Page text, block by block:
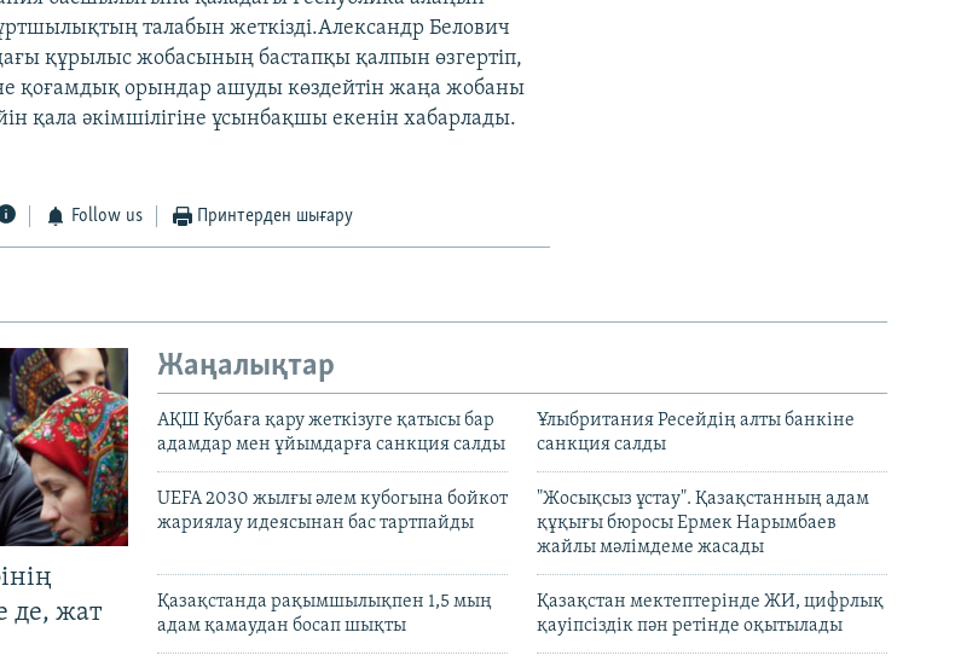
талабын жеткізді.Александр Белович
құрылыс жобасының бастапқы қалпын өзгертіп,
қоғамдық орындар ашуды көздейтін жаңа жобаны
қала әкімшілігіне ұсынбақшы екенін хабарлады.
Follow us Принтерден шығару
де, жат
Жаңалықтар
АҚШ Кубаға қару жеткізуге қатысы бар
адамдар мен ұйымдарға санкция салды
Ұлыбритания Ресейдің алты банкіне
санкция салды
UEFA 2030 жылғы әлем кубогына бойкот
жариялау идеясынан бас тартпайды
"Жосықсыз ұстау". Қазақстанның адам
құқығы бюросы Ермек Нарымбаев
жайлы мәлімдеме жасады
Қазақстанда рақымшылықпен 1,5 мың
адам қамаудан босап шықты
Қазақстан мектептерінде ЖИ, цифрлық
қауіпсіздік пән ретінде оқытылады